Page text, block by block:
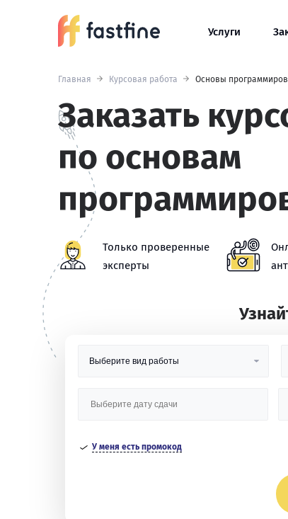
Услуги
Главная Курсовая работа Основы
Заказать
по основам
Только проверенные
эксперты
У меня есть промокод